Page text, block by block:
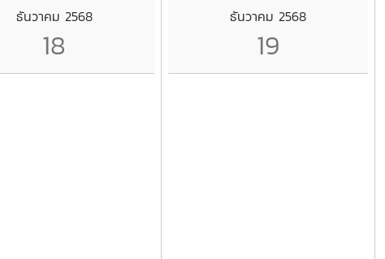
ธันวาคม 2568
18
ธันวาคม 2568
19